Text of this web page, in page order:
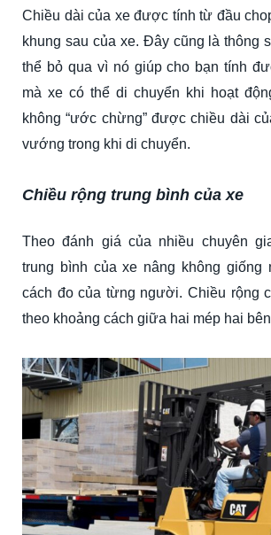
Chiều dài của xe được tính từ đầu
khung sau của xe. Đây cũng là thông
thể bỏ qua vì nó giúp cho bạn tính
mà xe có thể di chuyển khi hoạt
không “ước chừng” được chiều dài
vướng trong khi di chuyển.
Chiều rộng trung bình của xe
Theo đánh giá của nhiều chuyên
trung bình của xe nâng không giống
cách đo của từng người. Chiều rộng
theo khoảng cách giữa hai mép hai